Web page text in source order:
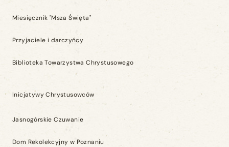
Miesięcznik "Msza Święta"
Przyjaciele i darczyńcy
Biblioteka Towarzystwa Chrystusowego
Inicjatywy Chrystusowców
Jasnogórskie Czuwanie
Dom Rekolekcyjny w Poznaniu